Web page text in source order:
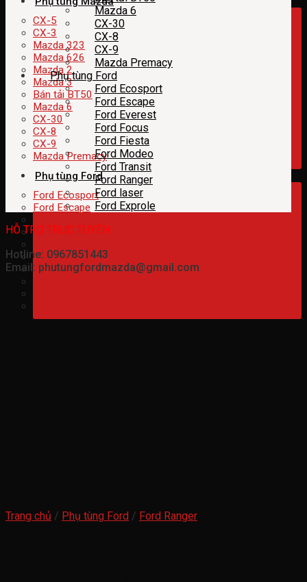
CX-5
CX-3
Mazda 323
Mazda 626
Mazda 2
Mazda 3
Bán tải BT50
Mazda 6
CX-30
CX-8
CX-9
Mazda Premacy
Phụ tùng Ford
Ford Ecosport
Ford Escape
Ford Focus
Ford Modeo
Ford Transit
Mazda 6
CX-30
CX-8
CX-9
Mazda Premacy
Phụ tùng Ford
Ford Ecosport
Ford Escape
Ford Everest
Ford Focus
Ford Fiesta
Ford Modeo
Ford Transit
Ford Ranger
Ford laser
Ford Exprole
HỖ TRỢ TRỰC TUYẾN
Hotline: 0967851443
Email: phutungfordmazda@gmail.com
Trang chủ / Phụ tùng Ford / Ford Ranger